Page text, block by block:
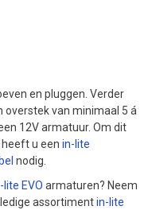
en pluggen. Verder
overstek van minimaal 5 á
12V armatuur. Om dit
u een in-lite
nodig.
lite EVO armaturen? Neem
assortimentin-lite